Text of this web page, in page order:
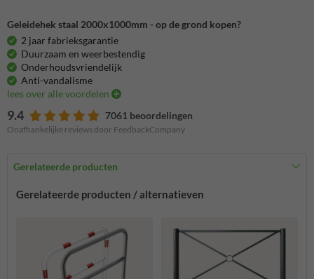
Geleidehek staal 2000x1000mm - op de grond kopen?
2 jaar fabrieksgarantie
Duurzaam en weerbestendig
Onderhoudsvriendelijk
Anti-vandalisme
lees over alle voordelen
9.4 7061 beoordelingen
Onafhankelijke reviews door FeedbackCompany
Gerelateerde producten
Gerelateerde producten / alternatieven